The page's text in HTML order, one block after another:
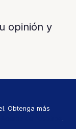
opinión y
Obtenga más
.